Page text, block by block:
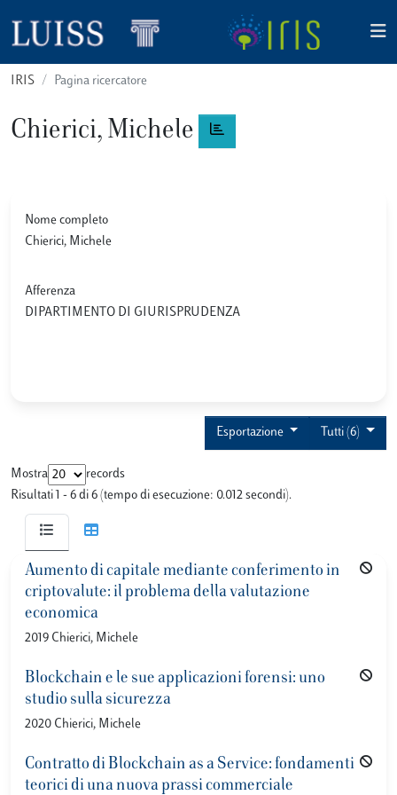
IRIS Pagina ricercatore
Chierici, Michele
Nome completo
Chierici, Michele
Afferenza
DIPARTIMENTO DI GIURISPRUDENZA
Tutti (6)
Esportazione
Mostra
records
Risultati 1 - 6 di 6 (tempo di esecuzione: 0.012 secondi).
Aumento di capitale mediante conferimento in
criptovalute: il problema della valutazione
economica
2019 Chierici, Michele
Blockchain e le sue applicazioni forensi: uno
studio sulla sicurezza
2020 Chierici, Michele
Contratto di Blockchain as a Service: fondamenti
teorici di una nuova prassi commerciale